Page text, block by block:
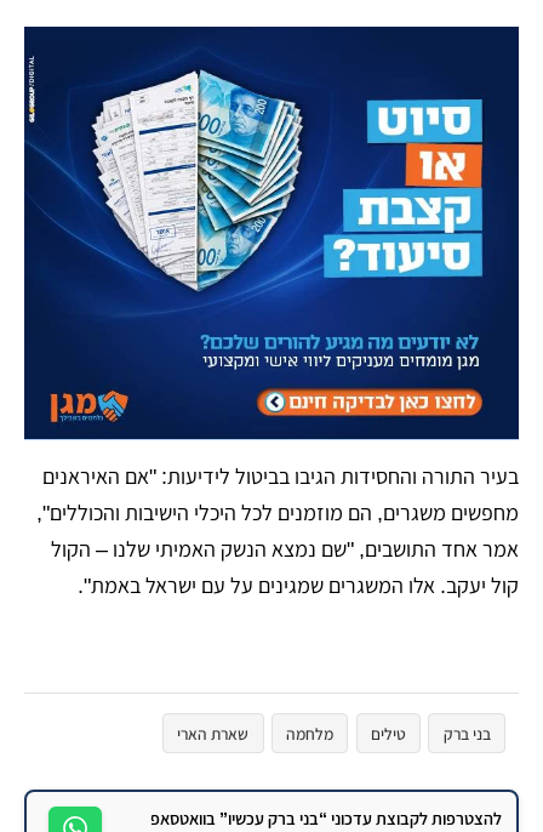
​בעיר התורה והחסידות הגיבו בביטול לידיעות: "אם האיראנים
מחפשים משגרים, הם מוזמנים לכל היכלי הישיבות והכוללים",
אמר אחד התושבים, "שם נמצא הנשק האמיתי שלנו – הקול
קול יעקב. אלו המשגרים שמגינים על עם ישראל באמת".
בני ברק טילים מלחמה שארת הארי
להצטרפות לקבוצת עדכוני “בני ברק עכשיו” בוואטסאפ